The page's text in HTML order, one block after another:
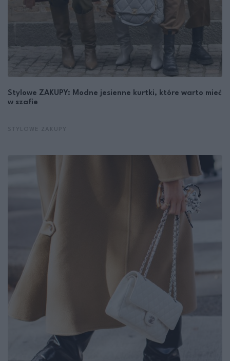
Stylowe ZAKUPY: Modne jesienne kurtki, które warto mieć
w szafie